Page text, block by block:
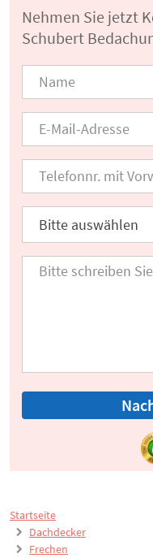
Startseite
Dachdecker
Frechen
Nehmen Sie jetzt
Schubert